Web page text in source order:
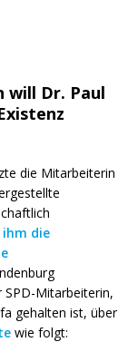
will Dr. Paul
die Mitarbeiterin
die
Mitarbeiterin,
gehalten ist, über
wie folgt: